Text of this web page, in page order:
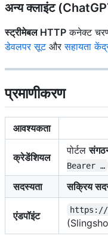
अन्य क्लाइंट
स्ट्रीमेबल HTTP कनेक्ट
डेवलपर सूटऔरसहायता
प्रमाणीकरण
आवश्यकता
क्रेडेंशियल
पोर्टल
Bearer …
सदस्यता
सक्रिय
एंडपॉइंट
https://